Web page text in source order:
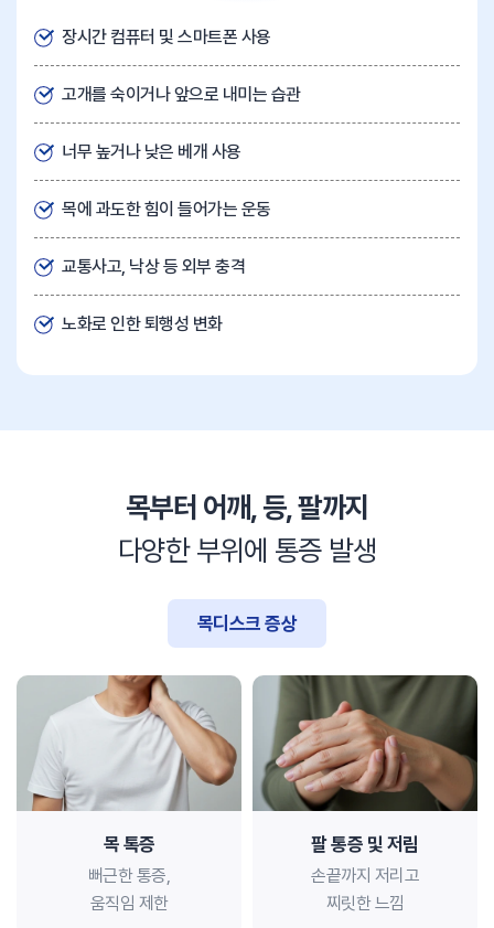
장시간 컴퓨터 및 스마트폰 사용
고개를 숙이거나 앞으로 내미는 습관
너무 높거나 낮은 베개 사용
목에 과도한 힘이 들어가는 운동
교통사고, 낙상 등 외부 충격
노화로 인한 퇴행성 변화
목부터 어깨, 등, 팔까지
다양한 부위에 통증 발생
목디스크 증상
목 톡증
뻐근한 통증,
움직임 제한
팔 통증 및 저림
손끝까지 저리고
찌릿한 느낌